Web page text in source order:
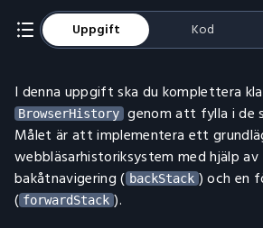
Uppgift Kod
I denna uppgift ska du komplettera
BrowserHistory genom att fylla i de
Målet är att implementera ett
webbläsarhistoriksystem med hjälp
bakåtnavigering ( backStack ) och en
( forwardStack ).